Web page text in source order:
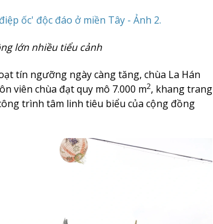
lớn nhiều tiểu cảnh
tín ngưỡng ngày càng tăng, chùa La Hán
viên chùa đạt quy mô 7.000 m2, khang trang
trình tâm linh tiêu biểu của cộng đồng